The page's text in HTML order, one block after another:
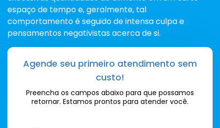
espaço de tempo e, geralmente, tal
comportamento é seguido de intensa culpa e
pensamentos negativistas acerca de si.
Agende seu primeiro atendimento sem
custo!
Preencha os campos abaixo para que possamos
retornar. Estamos prontos para atender você.